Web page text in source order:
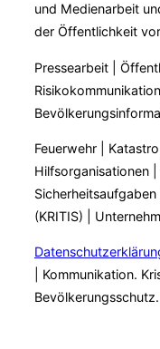
und Medienarbeit
der Öffentlichkeit
Pressearbeit |
Feuerwehr |
Hilfsorganisationen
(KRITIS) |
| Kommunikation.
Bevölkerungsschutz.